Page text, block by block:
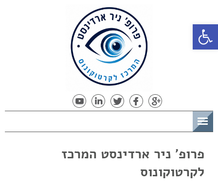
פתח סרגל נגישות
פרופ' ניר ארדינסט המרכז
לקרטוקונוס